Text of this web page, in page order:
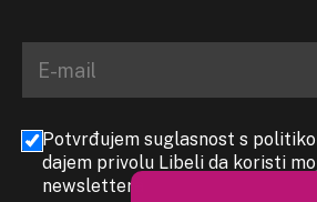
Potvrđujem suglasnost s
dajem privolu Libeli da koristi
newslettera